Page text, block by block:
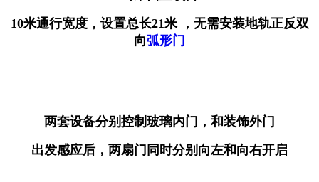
10米通行宽度，设置总长21米 ，无需安装地轨正反双
向弧形门
两套设备分别控制玻璃内门，和装饰外门
出发感应后，两扇门同时分别向左和向右开启